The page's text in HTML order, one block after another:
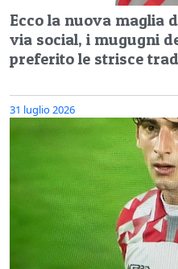
Ecco la nuova maglia
via social, i mugugni
preferito le strisce
31 luglio 2026